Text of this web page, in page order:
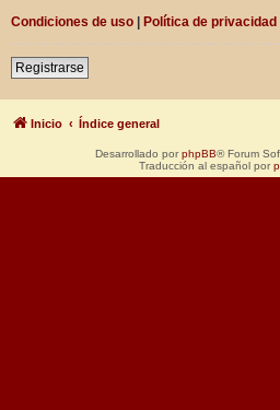
Condiciones de uso | Política de privacidad
Registrarse
Inicio Índice general
Desarrollado por phpBB® Forum
Traducción al español por